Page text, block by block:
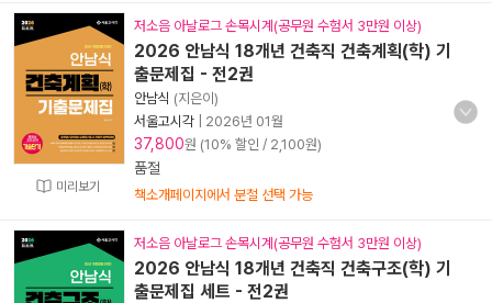
미리보기
저소음 아날로그 손목시계(공무원 수험서 3만원 이상)
2026 안남식 18개년 건축직 건축계획(학) 기
출문제집 - 전2권
안남식 (지은이)
서울고시각
2026년 01월
37,800원 (10% 할인 / 2,100원)
품절
책소개페이지에서 분철 선택 가능
저소음 아날로그 손목시계(공무원 수험서 3만원 이상)
2026 안남식 18개년 건축직 건축구조(학) 기
출문제집 세트 - 전2권